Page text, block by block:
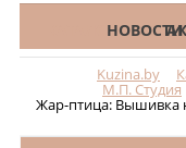
КАТАЛОГНОВОСТИ
Kuzina.by
М.П. Студия
Жар-птица: Вышивка